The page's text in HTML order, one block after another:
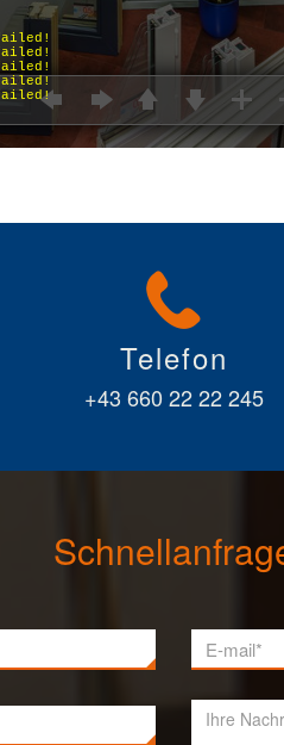
Telefon
+43 660 22 22 245